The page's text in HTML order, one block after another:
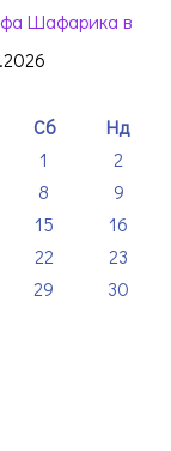
Шафарика в
Сб
Нд
1
2
8
9
15
16
22
23
29
30